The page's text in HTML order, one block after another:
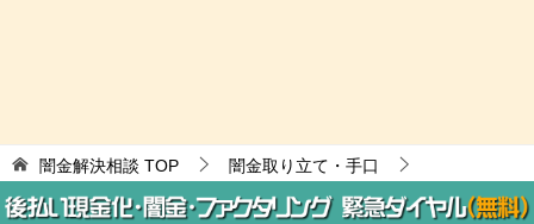
闇金解決相談 TOP
闇金取り立て・手口
闇金ウシジマくんは貸してるだけマシ？